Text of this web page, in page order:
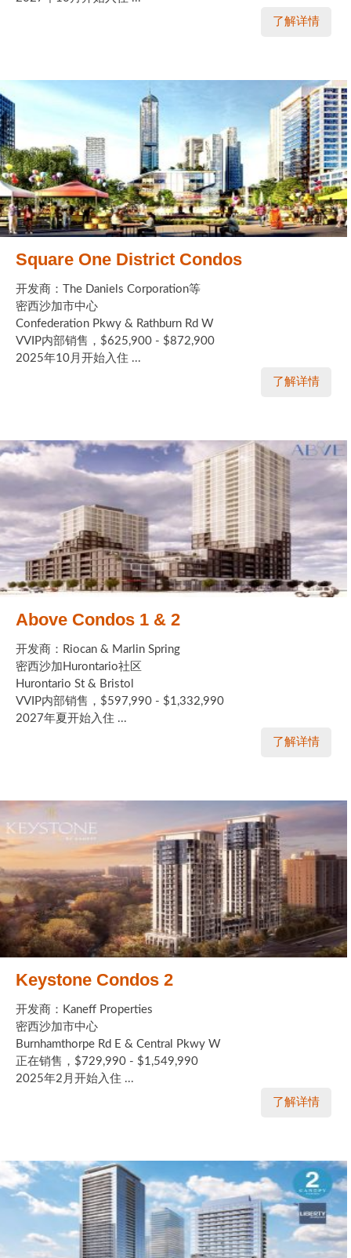
了解详情
Square One District Condos
开发商：The Daniels Corporation等
密西沙加市中心
Confederation Pkwy & Rathburn Rd W
VVIP内部销售，$625,900 - $872,900
2025年10月开始入住 ...
了解详情
Above Condos 1 & 2
开发商：Riocan & Marlin Spring
密西沙加Hurontario社区
Hurontario St & Bristol
VVIP内部销售，$597,990 - $1,332,990
2027年夏开始入住 ...
了解详情
Keystone Condos 2
开发商：Kaneff Properties
密西沙加市中心
Burnhamthorpe Rd E & Central Pkwy W
正在销售，$729,990 - $1,549,990
2025年2月开始入住 ...
了解详情